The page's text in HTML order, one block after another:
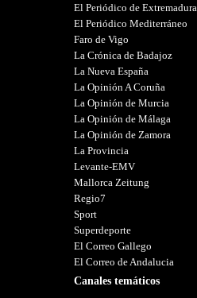
El Periódico de Extremadura
El Periódico Mediterráneo
Faro de Vigo
La Crónica de Badajoz
La Nueva España
La Opinión A Coruña
La Opinión de Murcia
La Opinión de Málaga
La Opinión de Zamora
La Provincia
Levante-EMV
Mallorca Zeitung
Regio7
Sport
Superdeporte
El Correo Gallego
El Correo de Andalucia
Canales temáticos